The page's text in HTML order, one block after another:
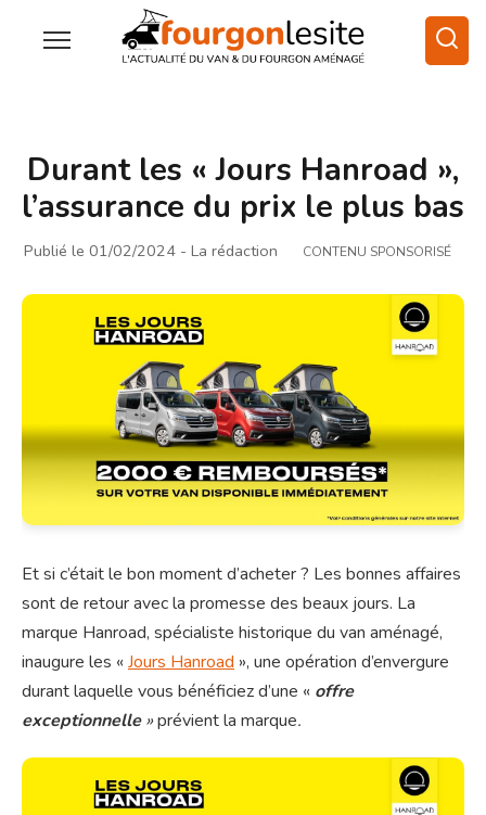
Durant les « Jours Hanroad »,
l’assurance du prix le plus bas
Publié le 01/02/2024 - La rédaction CONTENU SPONSORISÉ
Et si c’était le bon moment d’acheter ? Les bonnes affaires
sont de retour avec la promesse des beaux jours. La
marque Hanroad, spécialiste historique du van aménagé,
inaugure les « Jours Hanroad », une opération d’envergure
durant laquelle vous bénéficiez d’une « offre
exceptionnelle»prévient la marque.